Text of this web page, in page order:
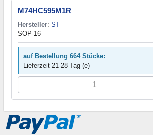
M74HC595M1R
Hersteller: ST
SOP-16
auf Bestellung 664 Stücke:
Lieferzeit 21-28 Tag (e)